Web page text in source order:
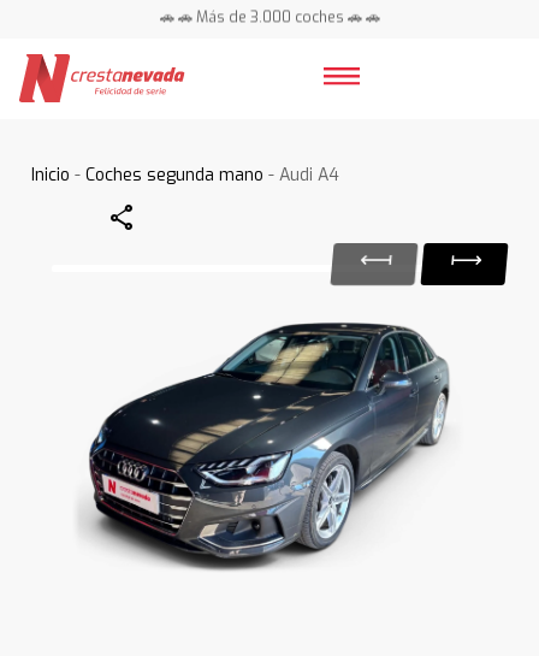
🚗 🚗 Más de 3.000 coches 🚗 🚗
Inicio -Coches segunda mano - Audi A4
Share